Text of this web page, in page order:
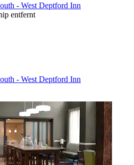
- West Deptford Inn
entfernt
- West Deptford Inn